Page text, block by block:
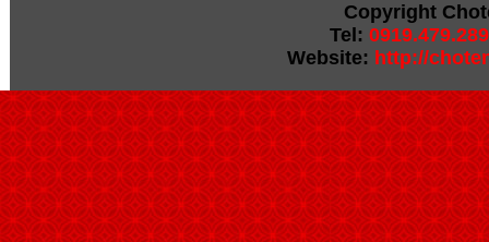
Copyright
Tel: 0919.479.289
Website: http://